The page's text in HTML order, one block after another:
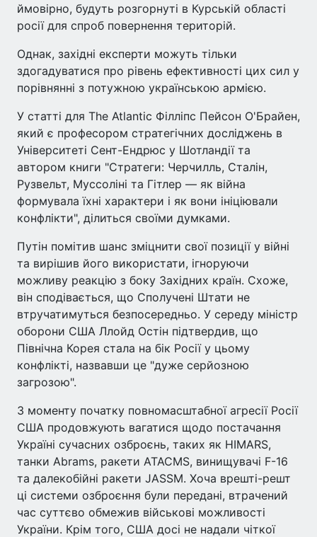
ймовірно, будуть розгорнуті в Курській області
росії для спроб повернення територій.
Однак, західні експерти можуть тільки
здогадуватися про рівень ефективності цих сил у
порівнянні з потужною українською армією.
У статті для The Atlantic Філліпс Пейсон О'Брайен,
який є професором стратегічних досліджень в
Університеті Сент-Ендрюс у Шотландії та
автором книги "Стратеги: Черчилль, Сталін,
Рузвельт, Муссоліні та Гітлер — як війна
формувала їхні характери і як вони ініціювали
конфлікти", ділиться своїми думками.
Путін помітив шанс зміцнити свої позиції у війні
та вирішив його використати, ігноруючи
можливу реакцію з боку Західних країн. Схоже,
він сподівається, що Сполучені Штати не
втручатимуться безпосередньо. У середу міністр
оборони США Ллойд Остін підтвердив, що
Північна Корея стала на бік Росії у цьому
конфлікті, назвавши це "дуже серйозною
загрозою".
З моменту початку повномасштабної агресії Росії
США продовжують вагатися щодо постачання
Україні сучасних озброєнь, таких як HIMARS,
танки Abrams, ракети ATACMS, винищувачі F-16
та далекобійні ракети JASSM. Хоча врешті-решт
ці системи озброєння були передані, втрачений
час суттєво обмежив військові можливості
України. Крім того, США досі не надали чіткої